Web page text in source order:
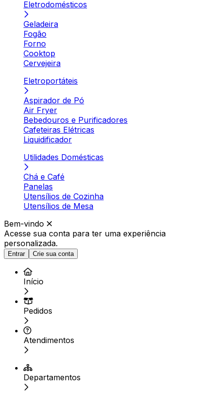
Eletrodomésticos
Geladeira
Fogão
Forno
Cooktop
Cervejeira
Eletroportáteis
Aspirador de Pó
Air Fryer
Bebedouros e Purificadores
Cafeteiras Elétricas
Liquidificador
Utilidades Domésticas
Chá e Café
Panelas
Utensílios de Cozinha
Utensílios de Mesa
Bem-vindo
Acesse sua conta para ter uma experiência
personalizada.
Entrar Crie sua conta
Início
Pedidos
Atendimentos
Departamentos